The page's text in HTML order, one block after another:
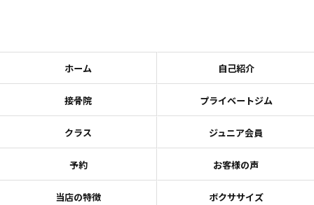
ホーム 自己紹介
接骨院 プライベートジム
クラス ジュニア会員
予約 お客様の声
当店の特徴 ボクササイズ